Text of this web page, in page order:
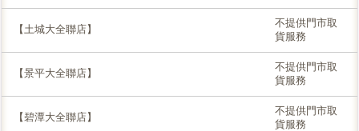
【土城大全聯店】
不提供門市取
貨服務
【景平大全聯店】
不提供門市取
貨服務
【碧潭大全聯店】
不提供門市取
貨服務